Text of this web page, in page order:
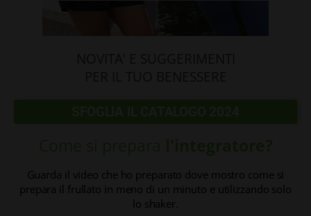
Guarda il video che ho preparato dove mostro come si
prepara il frullato in meno di un minuto e utilizzando solo
lo shaker.